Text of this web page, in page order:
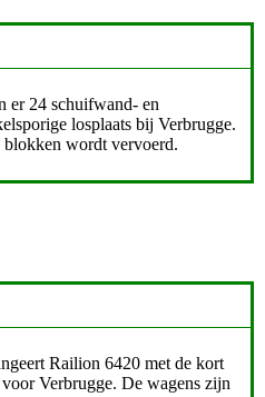
er 24 schuifwand- en
losplaats bij Verbrugge.
blokken wordt vervoerd.
Railion 6420 met de kort
Verbrugge. De wagens zijn